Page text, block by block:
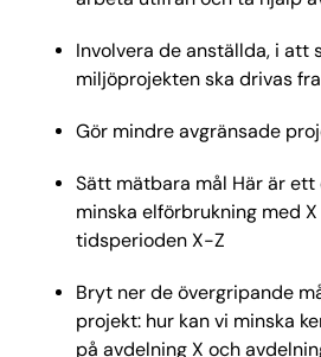
Involvera de anställda, i att
miljöprojekten ska drivas
Gör mindre avgränsade
Sätt mätbara mål Här är ett
minska elförbrukning med
tidsperioden X-Z
Bryt ner de övergripande
projekt: hur kan vi minska
på avdelning X och